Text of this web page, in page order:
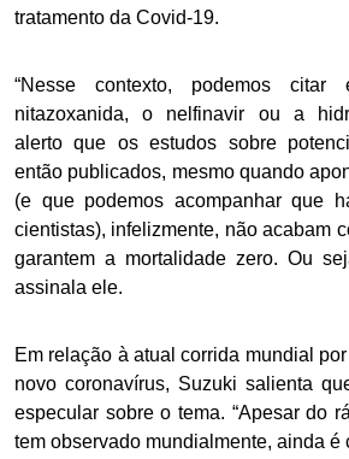
tratamento da Covid-19.
“Nesse contexto, podemos citar
nitazoxanida, o nelfinavir ou a
alerto que os estudos sobre
então publicados, mesmo quando
(e que podemos acompanhar que
cientistas), infelizmente, não acabam
garantem a mortalidade zero. Ou
assinala ele.
Em relação à atual corrida mundial
novo coronavírus, Suzuki salienta
especular sobre o tema. “Apesar do
tem observado mundialmente, ainda é